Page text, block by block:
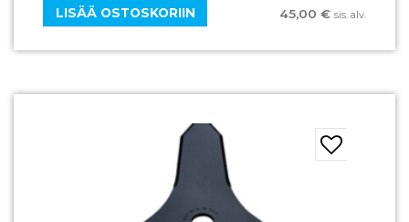
45,00 € sis. alv.
LISÄÄ OSTOSKORIIN